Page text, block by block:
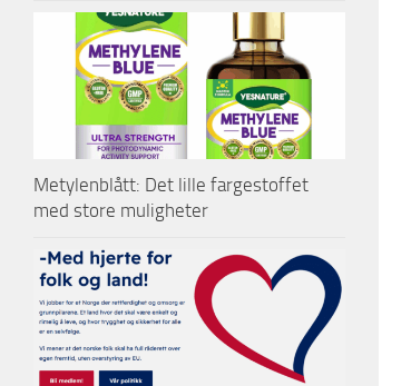
Metylenblått: Det lille fargestoffet
med store muligheter